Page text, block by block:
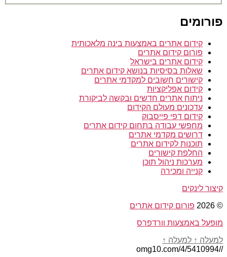
פורומים
קידום אתרים באמצעות בינה מלאכותית
פורום קידום אתרים
קידום אתרים בישראל
שאלות בסיסיות בנושא קידום אתרים
קישורים חשובים למקדמי אתרים
קידום אפליקציות
ניתוח אתרים חדשים ובקשה לביקורת
עדכונים מעולם הקידום
קידום דפי פייסבוק
מחפשי עבודה בתחום קידום אתרים
דרושים מקדמי אתרים
תוכנות לקידום אתרים
החלפת קישורים
מערכות ניהול תוכן
קנייה ומכירה
קיצור לינקים
© 2026
פורום קידום אתרים
מופעל באמצעות וורדפרס
למעלה ↑ למעלה ↑
//omg10.com/4/5410994